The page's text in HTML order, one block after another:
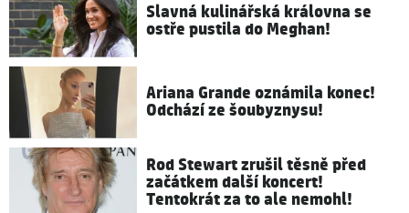
Slavná kulinářská královna se
ostře pustila do Meghan!
Ariana Grande oznámila konec!
Odchází ze šoubyznysu!
Rod Stewart zrušil těsně před
začátkem další koncert!
Tentokrát za to ale nemohl!